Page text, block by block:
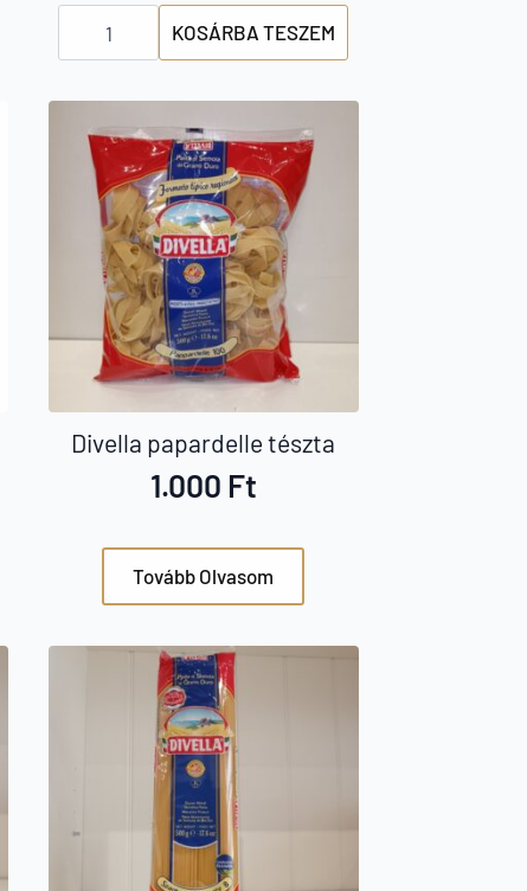
La
Molisana
penne
KOSÁRBA TESZEM
Divella papardelle tészta
1.000 Ft
Tovább Olvasom